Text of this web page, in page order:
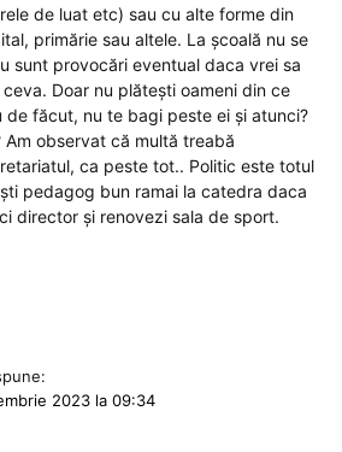
de luat etc) sau cu alte forme din
primărie sau altele. La școală nu se
sunt provocări eventual daca vrei sa
Doar nu plătești oameni din ce
făcut, nu te bagi peste ei și atunci?
Am observat că multă treabă
ca peste tot.. Politic este totul
pedagog bun ramai la catedra daca
director și renovezi sala de sport.
2023 la 09:34